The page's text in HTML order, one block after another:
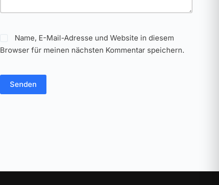
Name, E-Mail-Adresse und Website in diesem
Browser für meinen nächsten Kommentar speichern.
Senden